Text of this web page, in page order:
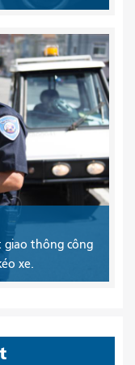
giao thông công
xe.